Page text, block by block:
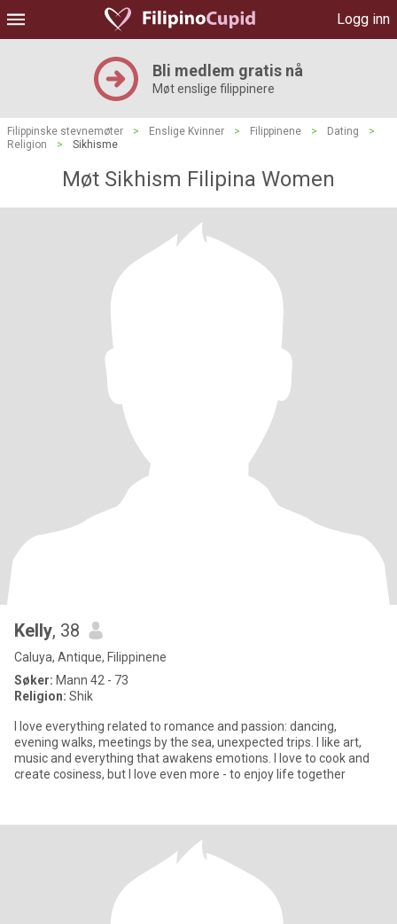
Logg inn
Bli medlem gratis nå
Møt enslige filippinere
Filippinske stevnemøter > Enslige Kvinner > Filippinene > Dating
>
Religion
> Sikhisme
Møt Sikhism Filipina Women
Kelly, 38
Caluya, Antique, Filippinene
Søker: Mann 42 - 73
Religion: Shik
I love everything related to romance and passion: dancing,
evening walks, meetings by the sea, unexpected trips. I like art,
music and everything that awakens emotions. I love to cook and
create cosiness, but I love even more - to enjoy life together